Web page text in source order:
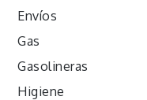
Envíos
Gas
Gasolineras
Higiene